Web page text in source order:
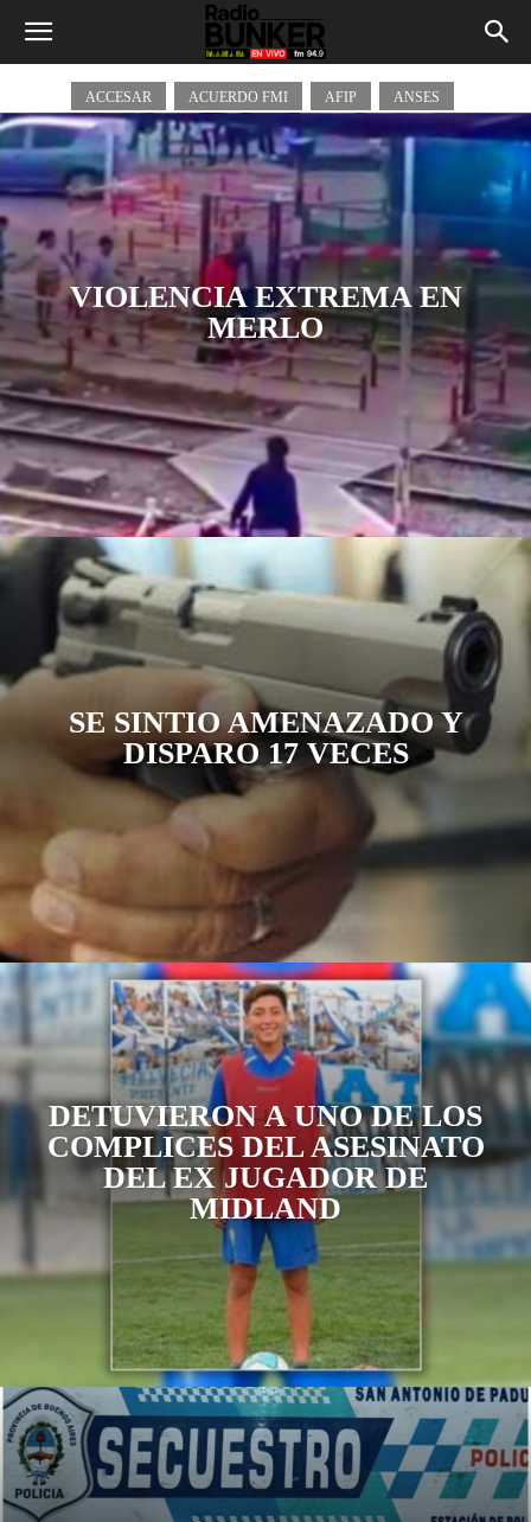
Policiales
ACCESAR ACUERDO FMI AFIP ANSES
VIOLENCIA EXTREMA EN
MERLO
SE SINTIO AMENAZADO Y
DISPARO 17 VECES
DETUVIERON A UNO DE LOS
COMPLICES DEL ASESINATO
DEL EX JUGADOR DE
MIDLAND